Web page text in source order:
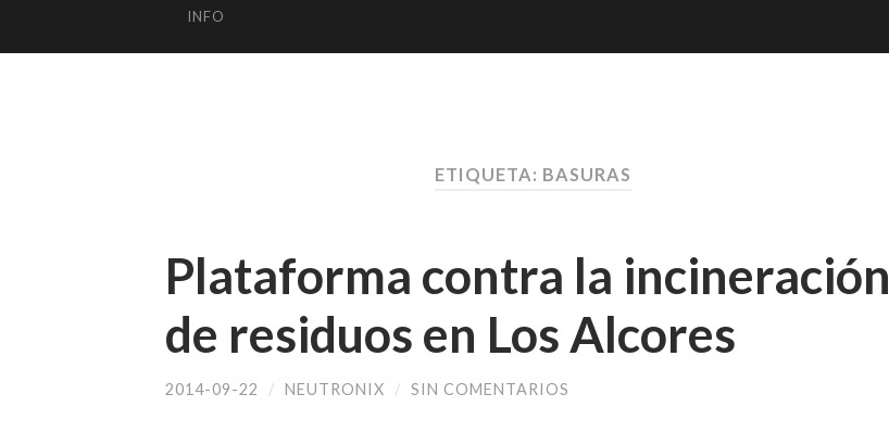
INFO
ETIQUETA: BASURAS
Plataforma contra la incineración
de residuos en Los Alcores
2014-09-22 / NEUTRONIX / SIN COMENTARIOS